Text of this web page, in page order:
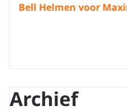
Bell Helmen voor
Archief